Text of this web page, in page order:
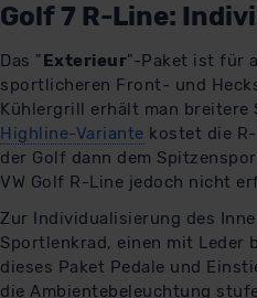
Golf 7 R-Line:
Das " Exterieur"-Paket ist für
sportlicheren Front- und
Kühlergrill erhält man breitere
Highline-Variante kostet die
der Golf dann dem
VW Golf R-Line jedoch nicht
Zur Individualisierung des
Sportlenkrad, einen mit Leder
dieses Paket Pedale und
die Ambientebeleuchtung